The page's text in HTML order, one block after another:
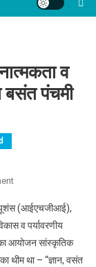
व
बसंत पंचमी
On इनोसेंट हार्ट्स
रचनात्मकता व स्थिरता
के मिश्रण के साथ
मनाया बसंत पंचमी
पर्व,पढ़े
(आईएचजीआई),
व पर्यावरणीय
आयोजन सांस्कृतिक
थीम था – “ज्ञान, वसंत